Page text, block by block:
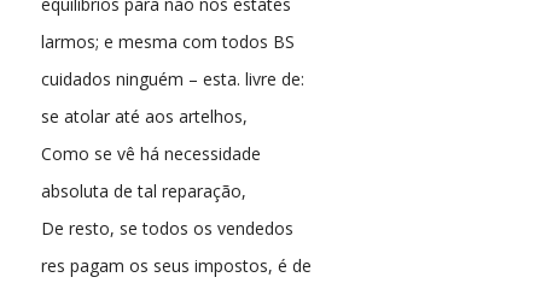
larmos; e mesma com todos BS
cuidados ninguém – esta. livre de:
se atolar até aos artelhos,
Como se vê há necessidade
absoluta de tal reparação,
De resto, se todos os vendedos
res pagam os seus impostos, é de